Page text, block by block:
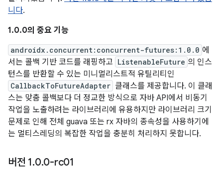
니다.
1.0.0의 중요 기능
androidx.concurrent:concurrent-futures:1.0.0 에
서는 콜백 기반 코드를 래핑하고 ListenableFuture 의 인스
턴스를 반환할 수 있는 미니멀리스트적 유틸리티인
CallbackToFutureAdapter 클래스를 제공합니다. 이 클래
스는 맞춤 콜백보다 더 정교한 방식으로 자바 API에서 비동기
작업을 노출하려는 라이브러리에 유용하지만 라이브러리 크기
문제로 인해 전체 guava 또는 rx 자바의 종속성을 사용하기에
는 멀티스레딩의 복잡한 작업을 충분히 처리하지 못합니다.
버전 1.0.0-rc01